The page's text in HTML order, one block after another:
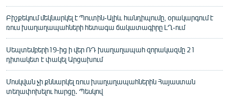
Բիշքեկում մեկնարկել է Պուտին-Ալիև հանդիպումը, օրակարգում է
ռուս խաղաղապահների հետագա ճակատագիրը ԼՂ-ում
Սեպտեմբերի19-ից ի վեր ՌԴ խաղաղապահ զորակազմը 21
դիտակետ է փակել Արցախում
Մոսկվան չի քննարկել ռուս խաղաղապահներին Հայաստան
տեղափոխելու հարցը․ Պեսկով